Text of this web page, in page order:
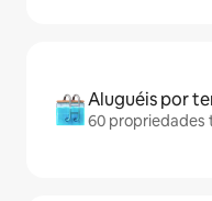
Aluguéis por
60 propriedades